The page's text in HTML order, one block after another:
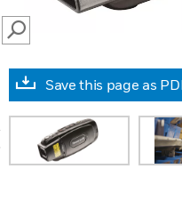
SEARCH
Save this page as